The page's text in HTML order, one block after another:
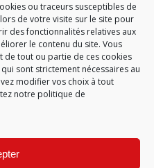
ou traceurs susceptibles de
de votre visite sur le site pour
des fonctionnalités relatives aux
le contenu du site. Vous
tout ou partie de ces cookies
sont strictement nécessaires au
modifier vos choix à tout
notre politique de
SAINT EXUPÉRY
SITE
MENTIONS LÉGALES
– TOUS DROITS RÉSERVÉS